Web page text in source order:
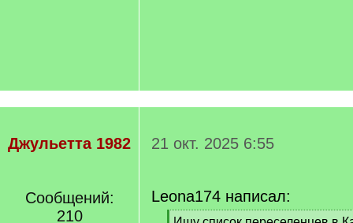
Джульетта 1982
Сообщений:
210
21 окт. 2025 6:55
Leona174 написал: